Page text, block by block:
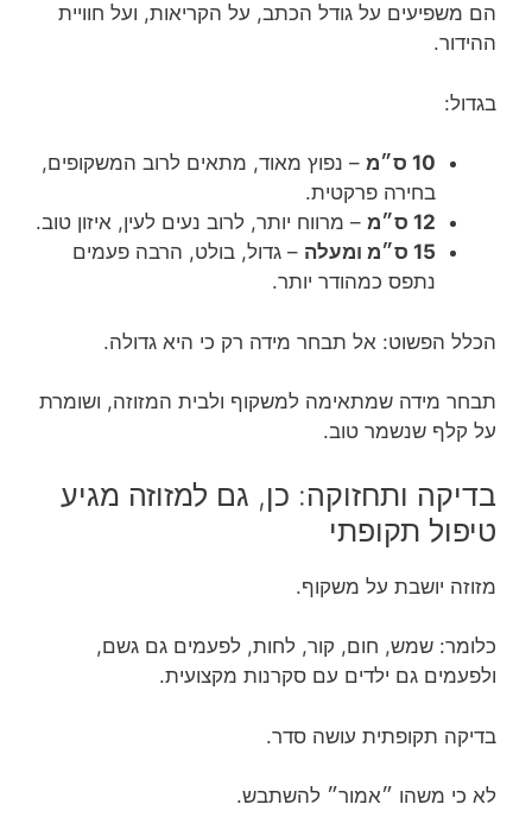
הם משפיעים על גודל הכתב, על הקריאות, ועל חוויית
ההידור.
בגדול:
10 ס״מ
– נפוץ מאוד, מתאים לרוב המשקופים,
בחירה פרקטית.
12 ס״מ
– מרווח יותר, לרוב נעים לעין, איזון טוב.
15 ס״מ ומעלה
– גדול, בולט, הרבה פעמים
נתפס כמהודר יותר.
הכלל הפשוט: אל תבחר מידה רק כי היא גדולה.
תבחר מידה שמתאימה למשקוף ולבית המזוזה, ושומרת
על קלף שנשמר טוב.
בדיקה ותחזוקה: כן, גם למזוזה מגיע
טיפול תקופתי
מזוזה יושבת על משקוף.
כלומר: שמש, חום, קור, לחות, לפעמים גם גשם,
ולפעמים גם ילדים עם סקרנות מקצועית.
בדיקה תקופתית עושה סדר.
לא כי משהו ״אמור״ להשתבש.